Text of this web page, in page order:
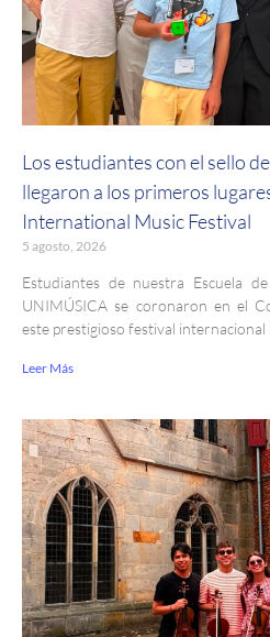
Los estudiantes con el sello
llegaron a los primeros
International Music Festival
5 agosto, 2026
Estudiantes de nuestra Escuela
UNIMÚSICA se coronaron en el
este prestigioso festival internacional
Leer Más